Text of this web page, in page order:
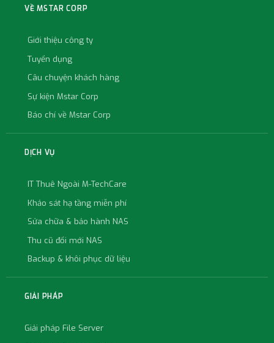
VỀ MSTAR CORP
Giới thiệu công ty
Tuyển dụng
Câu chuyện khách hàng
Sự kiện Mstar Corp
Báo chí về Mstar Corp
DỊCH VỤ
IT Thuê Ngoài M-TechCare
Khảo sát hạ tầng miễn phí
Sửa chữa & bảo hành NAS
Thu cũ đổi mới NAS
Backup & khôi phục dữ liệu
GIẢI PHÁP
Giải pháp File Server